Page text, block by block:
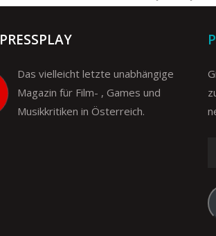
PRESSPLAY
Das vielleicht letzte unabhängige
Magazin für Film- , Games und
Musikkritiken in Österreich.